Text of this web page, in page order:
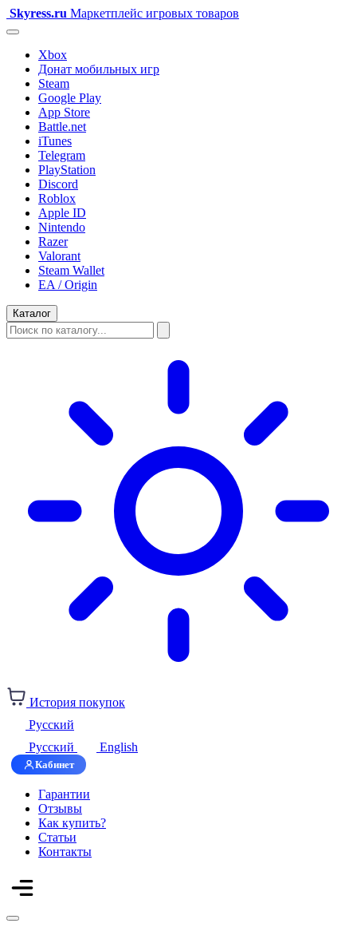
Skyress.ru Маркетплейс игровых товаров
Xbox
Донат мобильных игр
Steam
Google Play
App Store
Battle.net
iTunes
Telegram
PlayStation
Discord
Roblox
Apple ID
Nintendo
Razer
Valorant
Steam Wallet
EA / Origin
Каталог
История покупок
Русский
Русский
English
Кабинет
Гарантии
Отзывы
Как купить?
Статьи
Контакты